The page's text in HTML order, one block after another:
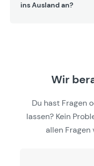
ins Ausland an?
Wir
Du hast Fragen
lassen? Kein
allen Fragen